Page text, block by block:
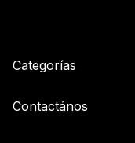
Categorías
Contactános